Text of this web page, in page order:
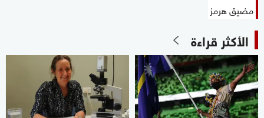
مضيق هرمز
الأكثر قراءة